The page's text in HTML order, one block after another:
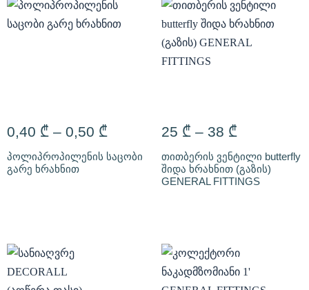
0,40 ₾ – 0,50 ₾
პოლიპროპილენის საცობი
გარე ხრახნით
25 ₾ – 38 ₾
თითბერის ვენტილი butterfly
შიდა ხრახნით (გაზის)
GENERAL FITTINGS